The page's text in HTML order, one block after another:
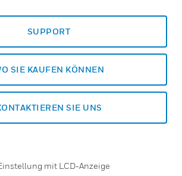
SUPPORT
SIE KAUFEN KÖNNEN
SIE UNS
mit LCD-Anzeige